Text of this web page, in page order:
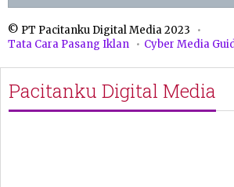
© PT Pacitanku Digital Media 2023
Tata Cara Pasang Iklan
Cyber Media
Pacitanku Digital Media